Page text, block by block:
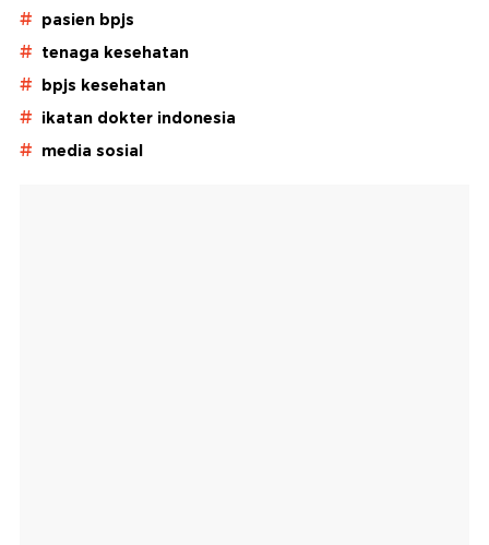
# pasien bpjs
# tenaga kesehatan
# bpjs kesehatan
# ikatan dokter indonesia
# media sosial